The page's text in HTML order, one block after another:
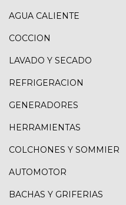
AGUA CALIENTE
COCCION
LAVADO Y SECADO
REFRIGERACION
GENERADORES
HERRAMIENTAS
COLCHONES Y SOMMIER
AUTOMOTOR
BACHAS Y GRIFERIAS